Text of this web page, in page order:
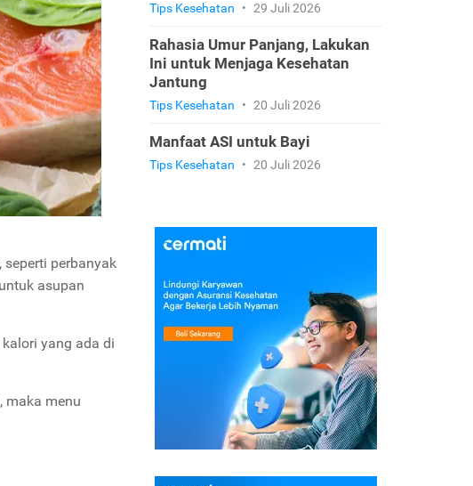
perbanyak
asupan
yang ada di
maka menu
Tips Kesehatan • 29 Juli 2026
Rahasia Umur Panjang, Lakukan
Ini untuk Menjaga Kesehatan
Jantung
Tips Kesehatan • 20 Juli 2026
Manfaat ASI untuk Bayi
Tips Kesehatan • 20 Juli 2026